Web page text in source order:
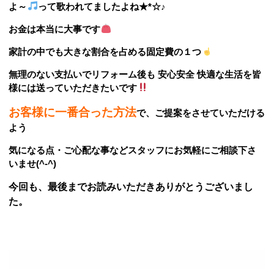
よ～
って歌われてましたよね★*☆♪
お金は本当に大事です
家計の中でも大きな割合を占める固定費の１つ
無理のない支払いでリフォーム後も 安心安全 快適な生活を皆
様には送っていただきたいです
お客様に一番合った方法で、 ご提案をさせていただける
よう
気になる点・ご心配な事などスタッフにお気軽にご相談下さ
いませ(^-^)
今回も、最後までお読みいただきありがとう ございまし
た。